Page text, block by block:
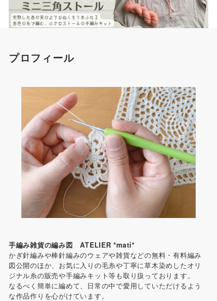
プロフィール
手編み雑貨の編み図 ATELIER *mati*
かぎ針編みや棒針編みのウェアや雑貨などの無料・有料編み
図公開のほか、お気に入りの毛糸や丁寧に草木染めしたオリ
ジナル糸の販売や手編みキット等も取り扱っております。
なるべく簡単に編めて、日常の中で愛用していただけるよう
な作品作りを心がけています。